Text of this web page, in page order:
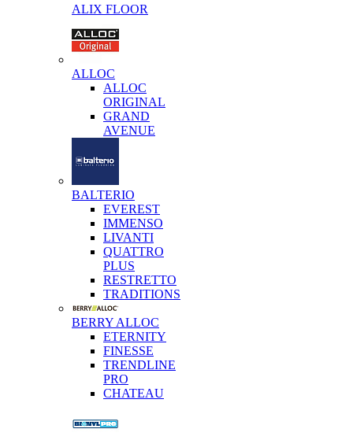
ALIX FLOOR
ALLOC
ALLOC
ORIGINAL
GRAND
AVENUE
BALTERIO
EVEREST
IMMENSO
LIVANTI
QUATTRO
PLUS
RESTRETTO
TRADITIONS
BERRY ALLOC
ETERNITY
FINESSE
TRENDLINE
PRO
CHATEAU